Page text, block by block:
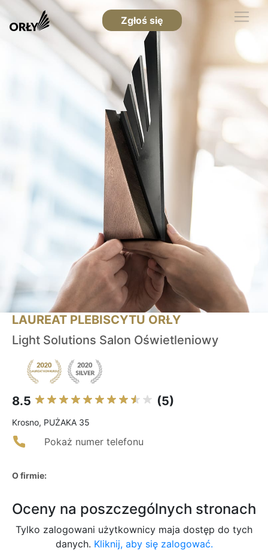
Zgłoś się
LAUREAT PLEBISCYTU ORŁY
Light Solutions Salon Oświetleniowy
8.5 (5)
Krosno, PUŻAKA 35
Pokaż numer telefonu
O firmie:
Oceny na poszczególnych stronach
Tylko zalogowani użytkownicy maja dostęp do tych
danych. Kliknij, aby się zalogować.